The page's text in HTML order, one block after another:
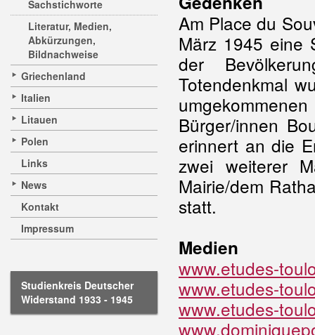
Sachstichworte
Literatur, Medien,
Abkürzungen,
Bildnachweise
Griechenland
Italien
Litauen
Polen
Links
News
Kontakt
Impressum
Studienkreis Deutscher
Widerstand 1933 - 1945
Am Place du
März 1945 eine
der
Totendenkmal
Bürger/innen
erinnert an die
zwei weiterer
Mairie/dem
statt.
Medien
www.etudes-
www.etudes-
www.etudes-